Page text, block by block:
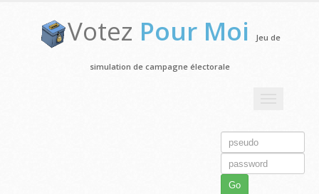
Votez Pour Moi Jeu de
simulation de campagne électorale
Go